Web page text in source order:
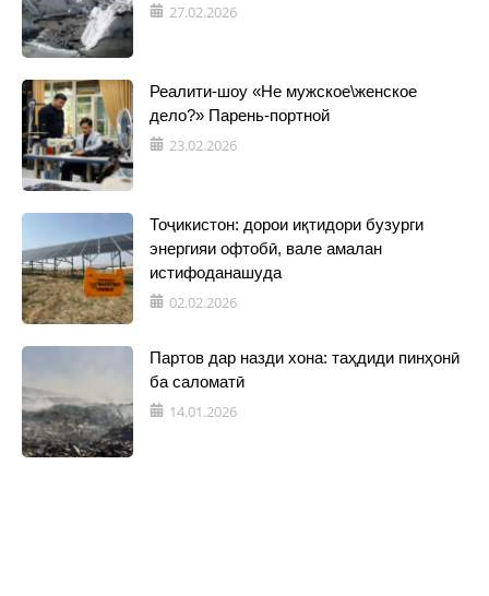
27.02.2026
Реалити-шоу «Не мужское\женское
дело?» Парень-портной
23.02.2026
Тоҷикистон: дорои иқтидори бузурги
энергияи офтобӣ, вале амалан
истифоданашуда
02.02.2026
Партов дар назди хона: таҳдиди пинҳонӣ
ба саломатӣ
14.01.2026